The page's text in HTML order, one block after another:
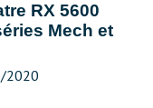
RX 5600
Mech et
2020